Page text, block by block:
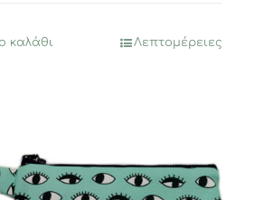
καλάθι Λεπτομέρειες